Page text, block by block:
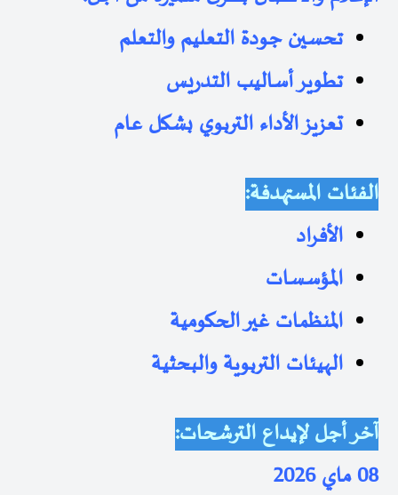
تحسين جودة التعليم والتعلم
تطوير أساليب التدريس
تعزيز الأداء التربوي بشكل عام
الفئات المستهدفة:
الأفراد
المؤسسات
المنظمات غير الحكومية
الهيئات التربوية والبحثية
آخر أجل لإيداع الترشحات:
08 ماي 2026